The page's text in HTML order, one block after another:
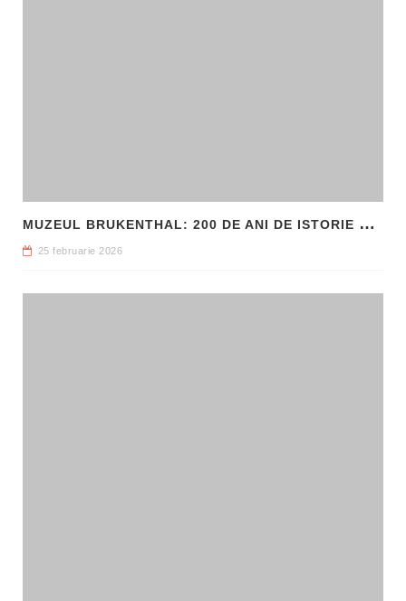
M
UZEUL BRUKENTHAL: 200 DE ANI DE ISTORIE ȘI ARTĂ ÎN INIMA SIBIULUI
25 februarie 2026